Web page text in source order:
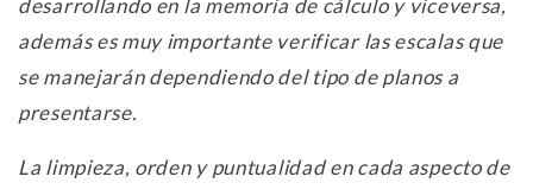
desarrollando en la memoria de cálculo y viceversa,
además es muy importante verificar las escalas que
se manejarán dependiendo del tipo de planos a
presentarse.
La limpieza, orden y puntualidad en cada aspecto de